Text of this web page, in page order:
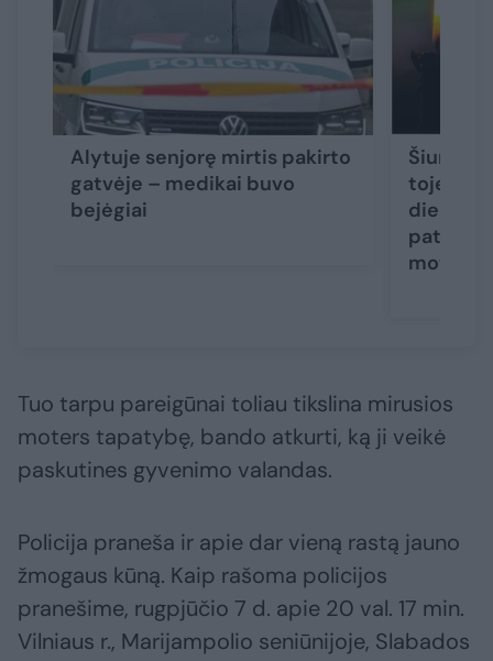
Alytuje senjorę mirtis pakirto
gatvėje – medikai buvo
bejėgiai
Šiurpūs
toje
dieną
paties
moterys
Tuo tarpu pareigūnai toliau tikslina mirusios
moters tapatybę, bando atkurti, ką ji veikė
paskutines gyvenimo valandas.
Policija praneša ir apie dar vieną rastą jauno
žmogaus kūną. Kaip rašoma policijos
pranešime, rugpjūčio 7 d. apie 20 val. 17 min.
Vilniaus r., Marijampolio seniūnijoje, Slabados